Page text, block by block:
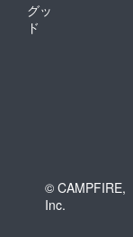
グッ
ド
© CAMPFIRE,
Inc.